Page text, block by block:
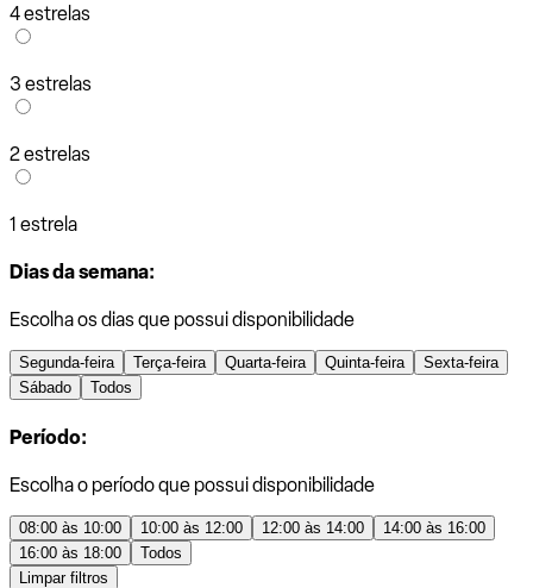
4 estrelas
3 estrelas
2 estrelas
1 estrela
Dias da semana:
Escolha os dias que possui disponibilidade
Segunda-feira Terça-feira Quarta-feira Quinta-feira
Sexta-feira
Sábado
Todos
Período:
Escolha o período que possui disponibilidade
08:00 às 10:00 10:00 às 12:00 12:00 às 14:00
14:00 às 16:00
16:00 às 18:00
Todos
Limpar filtros